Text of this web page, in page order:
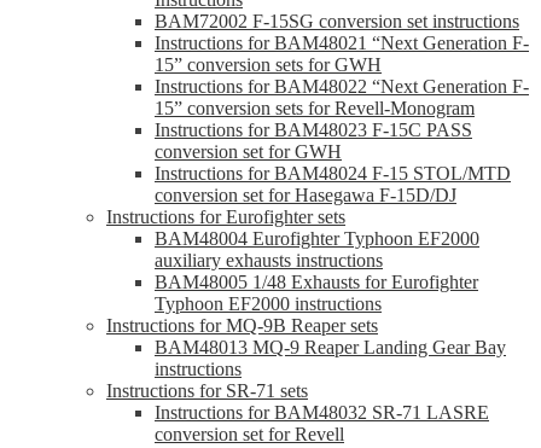
BAM72002 F-15SG conversion set instructions
Instructions for BAM48021 “Next Generation F-
15” conversion sets for GWH
Instructions for BAM48022 “Next Generation F-
15” conversion sets for Revell-Monogram
Instructions for BAM48023 F-15C PASS
conversion set for GWH
Instructions for BAM48024 F-15 STOL/MTD
conversion set for Hasegawa F-15D/DJ
Instructions for Eurofighter sets
BAM48004 Eurofighter Typhoon EF2000
auxiliary exhausts instructions
BAM48005 1/48 Exhausts for Eurofighter
Typhoon EF2000 instructions
Instructions for MQ-9B Reaper sets
BAM48013 MQ-9 Reaper Landing Gear Bay
instructions
Instructions for SR-71 sets
Instructions for BAM48032 SR-71 LASRE
conversion set for Revell